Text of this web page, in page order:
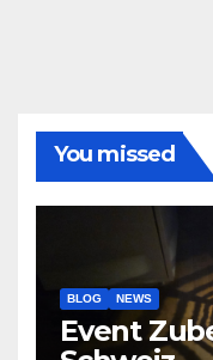
You missed
BLOG NEWS
Event